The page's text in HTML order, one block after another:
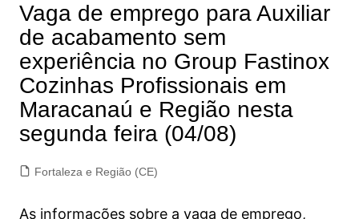
Vaga de emprego para Auxiliar
de acabamento sem
experiência no Group Fastinox
Cozinhas Profissionais em
Maracanaú e Região nesta
segunda feira (04/08)
Fortaleza e Região (CE)
As informações sobre a vaga de emprego,